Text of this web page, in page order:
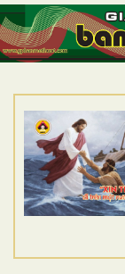
TRANG
GIỚI THIỆU
DÒNG TU
BAN MỤC VỤ
ĐOÀN THỂ CG
ĐIỂM HÀNH